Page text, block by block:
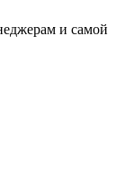
и самой